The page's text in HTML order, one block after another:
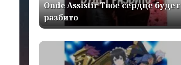
Onde Assistir Твое сердце будет
разбито